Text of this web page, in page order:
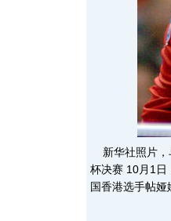
新华社照片，
杯决赛 10月1日
国香港选手帖